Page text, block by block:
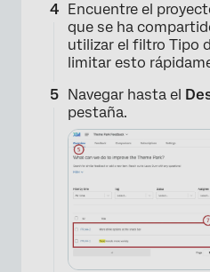
Encuentre el
que se ha
utilizar el filtro Tipo
limitar esto
Navegar hasta el
pestaña.